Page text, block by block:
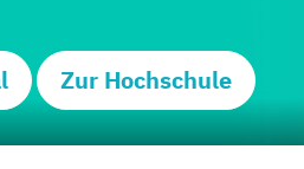
Zur Hochschule